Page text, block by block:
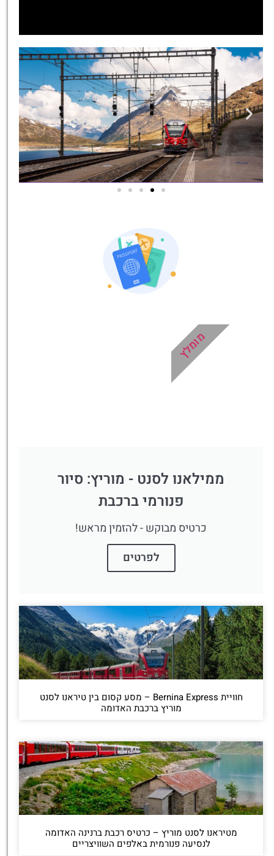
שאסור לכם לפספס!
לחצו פה!
ממילאנו לסנט - מוריץ: סיור
פנורמי ברכבת
כרטיס מבוקש - להזמין מראש!
לפרטים
מומלץ
חוויית Bernina Express – מסע קסום בין טיראנו לסנט
מוריץ ברכבת האדומה
מטיראנו לסנט מוריץ – כרטיס רכבת ברנינה האדומה
לנסיעה פנורמית באלפים השוויצריים